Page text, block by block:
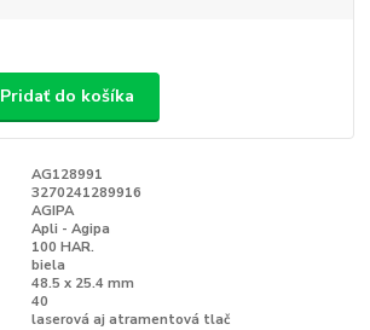
Pridať do košíka
AG128991
3270241289916
AGIPA
Apli - Agipa
100 HAR.
biela
48.5 x 25.4 mm
40
laserová aj atramentová tlač